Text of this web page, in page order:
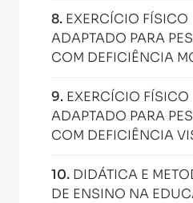
8. EXERCÍCIO FÍSICO
ADAPTADO PARA
COM DEFICIÊNCIA
9. EXERCÍCIO FÍSICO
ADAPTADO PARA
COM DEFICIÊNCIA
10. DIDÁTICA E
DE ENSINO NA